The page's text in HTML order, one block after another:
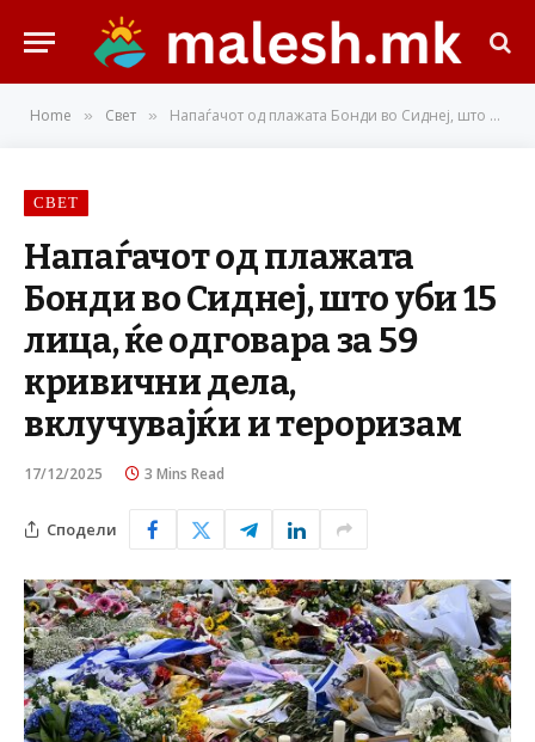
Home » Свет » Напаѓачот од плажата Бонди во Сиднеј, што уби 15 лица, ќе одговара за 59 кривични дела, вклучувајќи и тероризам
СВЕТ
Напаѓачот од плажата
Бонди во Сиднеј, што уби 15
лица, ќе одговара за 59
кривични дела,
вклучувајќи и тероризам
17/12/2025 3 Mins Read
Сподели